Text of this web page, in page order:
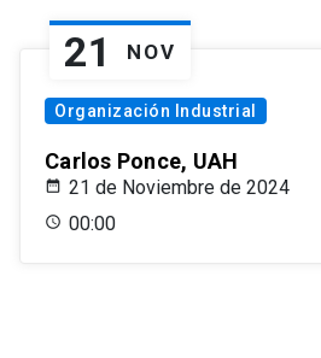
21 NOV
Organización Industrial
Carlos Ponce, UAH
21 de Noviembre de 2024
00:00